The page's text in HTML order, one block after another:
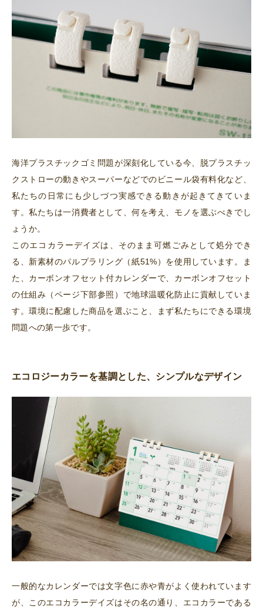
海洋プラスチックゴミ問題が深刻化している今、脱プラスチッ
クストローの動きやスーパーなどでのビニール袋有料化など、
私たちの日常にも少しづつ実感できる動きが起きてきていま
す。私たちは一消費者として、何を考え、モノを選ぶべきでし
ょうか。
このエコカラーデイズは、そのまま可燃ごみとして処分でき
る、新素材のパルプラリング（紙51%）を使用しています。ま
た、カーボンオフセット付カレンダーで、カーボンオフセット
の仕組み（ページ下部参照）で地球温暖化防止に貢献していま
す。環境に配慮した商品を選ぶこと、まず私たちにできる環境
問題への第一歩です。
エコロジーカラーを基調とした、シンプルなデザイン
一般的なカレンダーでは文字色に赤や青がよく使われています
が、このエコカラーデイズはその名の通り、エコカラーである